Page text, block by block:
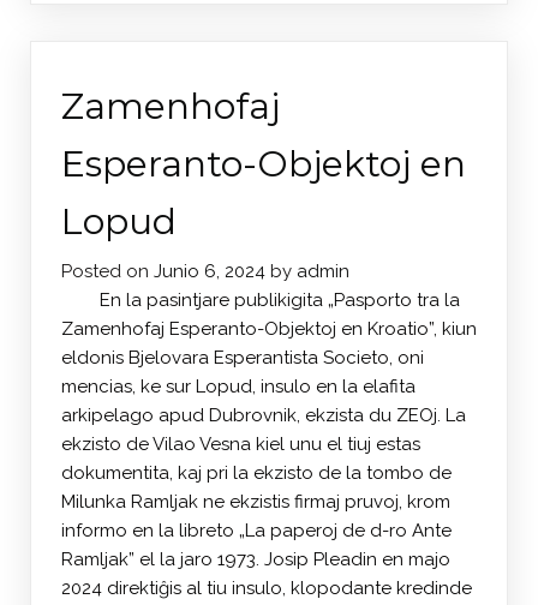
Zamenhofaj
Esperanto-Objektoj en
Lopud
Posted on Junio 6, 2024 by admin
En la pasintjare publikigita „Pasporto tra la
Zamenhofaj Esperanto-Objektoj en Kroatio”, kiun
eldonis Bjelovara Esperantista Societo, oni
mencias, ke sur Lopud, insulo en la elafita
arkipelago apud Dubrovnik, ekzista du ZEOj. La
ekzisto de Vilao Vesna kiel unu el tiuj estas
dokumentita, kaj pri la ekzisto de la tombo de
Milunka Ramljak ne ekzistis firmaj pruvoj, krom
informo en la libreto „La paperoj de d-ro Ante
Ramljak” el la jaro 1973. Josip Pleadin en majo
2024 direktiĝis al tiu insulo, klopodante kredinde